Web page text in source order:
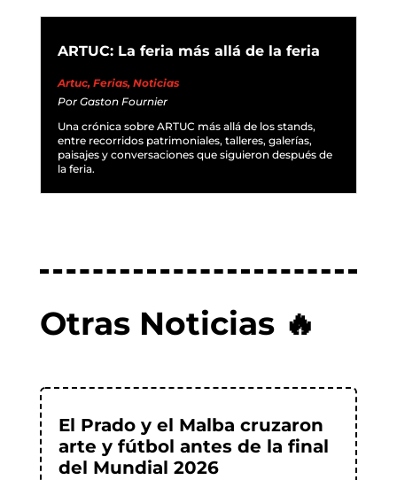
ARTUC: La feria más allá de la feria
Artuc, Ferias, Noticias
Por Gaston Fournier
Una crónica sobre ARTUC más allá de los stands,
entre recorridos patrimoniales, talleres, galerías,
paisajes y conversaciones que siguieron después de
la feria.
Otras Noticias 🔥
El Prado y el Malba cruzaron
arte y fútbol antes de la final
del Mundial 2026